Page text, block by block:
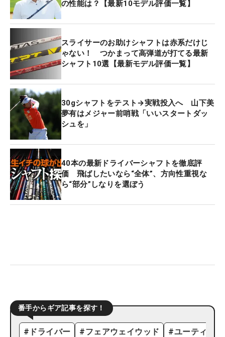
の性能は？【最新10モデル評価一覧】
スライサーのお助けシャフトは赤系だけじ
ゃない！ つかまって高弾道が打てる最新
シャフト10選【最新モデル評価一覧】
30gシャフトをテスト→実戦投入へ 山下美
夢有はメジャー前哨戦「いいスタートダッ
シュを」
40本の最新ドライバーシャフトを徹底評
価 飛ばしたいなら“全体”、方向性重視な
ら“部分”しなりを選ぼう
番手からギア記事を探す！
# ドライバー #フェアウェイウッド #ユーティリ